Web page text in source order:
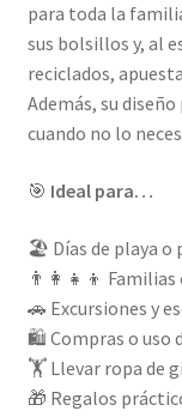
para toda la
sus bolsillos y, al
reciclados,
Además, su
cuando no lo
🎯 Ideal para…
🏖️ Días de playa o
👨‍👩‍👧‍👦 Familias
🚗 Excursiones y
🛍️ Compras o uso
🏋️ Llevar ropa de
🎁 Regalos